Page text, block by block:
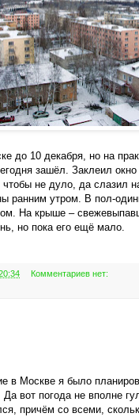
до 10 декабря, но на
зашёл. Заклеил окно
не дуло, да слазил
ранним утром. В пол-
На крыше –
но пока его ещё мало.
Комментариев нет:
в Москве я было
вот погода не вполне
причём со всеми,